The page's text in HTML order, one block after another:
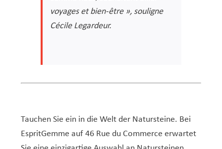
voyages et bien-être », souligne
Cécile Legardeur.
Tauchen Sie ein in die Welt der Natursteine. Bei
EspritGemme auf 46 Rue du Commerce erwartet